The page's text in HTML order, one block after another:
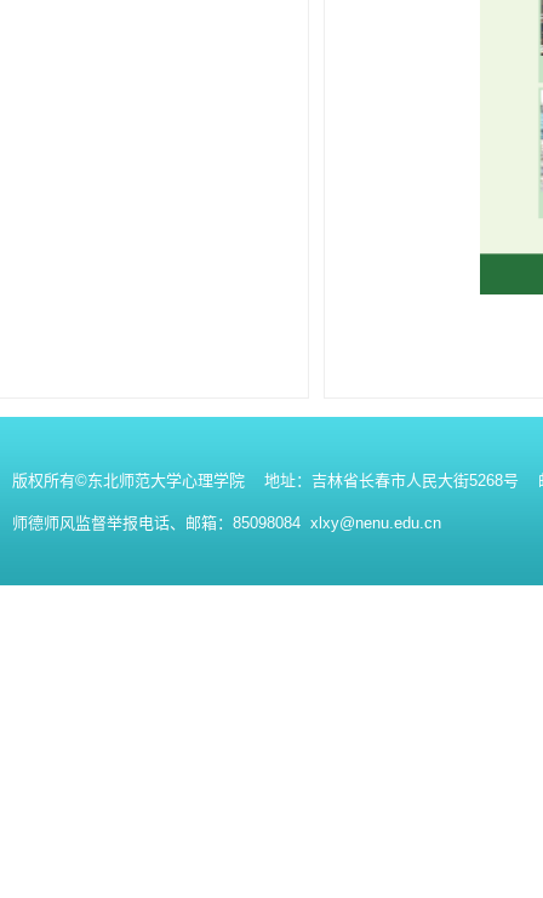
版权所有©东北师范大学心理学院 地址：吉林省长春市人民大街5268号
师德师风监督举报电话、邮箱：85098084 xlxy@nenu.edu.cn